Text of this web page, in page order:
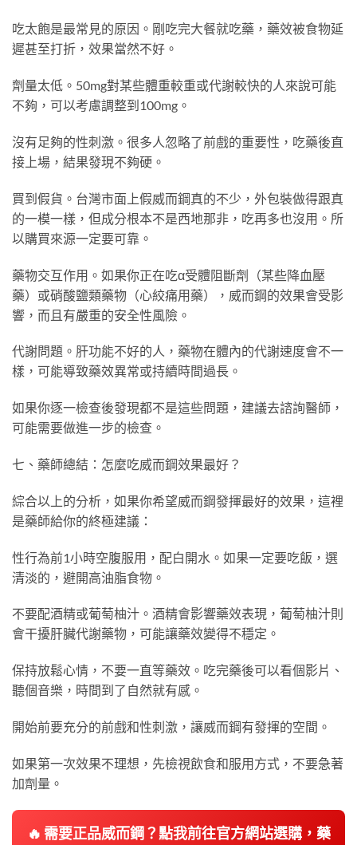
吃太飽是最常見的原因。剛吃完大餐就吃藥，藥效被食物延
遲甚至打折，效果當然不好。
劑量太低。50mg對某些體重較重或代謝較快的人來說可能
不夠，可以考慮調整到100mg。
沒有足夠的性刺激。很多人忽略了前戲的重要性，吃藥後直
接上場，結果發現不夠硬。
買到假貨。台灣市面上假威而鋼真的不少，外包裝做得跟真
的一模一樣，但成分根本不是西地那非，吃再多也沒用。所
以購買來源一定要可靠。
藥物交互作用。如果你正在吃α受體阻斷劑（某些降血壓
藥）或硝酸鹽類藥物（心絞痛用藥），威而鋼的效果會受影
響，而且有嚴重的安全性風險。
代謝問題。肝功能不好的人，藥物在體內的代謝速度會不一
樣，可能導致藥效異常或持續時間過長。
如果你逐一檢查後發現都不是這些問題，建議去諮詢醫師，
可能需要做進一步的檢查。
七、藥師總結：怎麼吃威而鋼效果最好？
綜合以上的分析，如果你希望威而鋼發揮最好的效果，這裡
是藥師給你的終極建議：
性行為前1小時空腹服用，配白開水。如果一定要吃飯，選
清淡的，避開高油脂食物。
不要配酒精或葡萄柚汁。酒精會影響藥效表現，葡萄柚汁則
會干擾肝臟代謝藥物，可能讓藥效變得不穩定。
保持放鬆心情，不要一直等藥效。吃完藥後可以看個影片、
聽個音樂，時間到了自然就有感。
開始前要充分的前戲和性刺激，讓威而鋼有發揮的空間。
如果第一次效果不理想，先檢視飲食和服用方式，不要急著
加劑量。
🔥 需要正品威而鋼？點我前往官方網站選購，藥